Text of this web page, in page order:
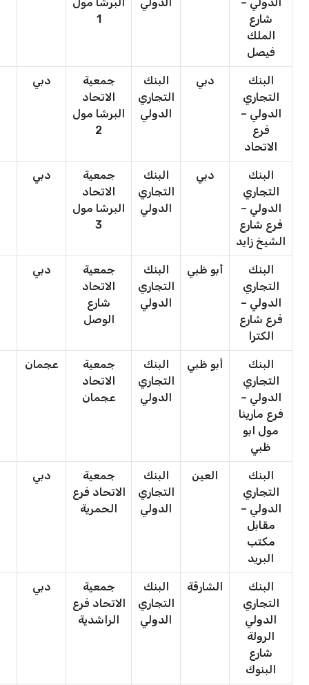
شارع
الملك
فيصل
1
البنك
التجاري
الدولي –
فرع
الاتحاد
دبي
البنك
التجاري
الدولي
جمعية
الاتحاد
البرشا مول
2
دبي
البنك
التجاري
الدولي –
فرع شارع
الشيخ زايد
دبي
البنك
التجاري
الدولي
جمعية
الاتحاد
البرشا مول
3
دبي
البنك
التجاري
الدولي –
فرع شارع
الكترا
أبو ظبي
البنك
التجاري
الدولي
جمعية
الاتحاد
شارع
الوصل
دبي
البنك
التجاري
الدولي –
فرع مارينا
مول ابو
ظبي
أبو ظبي
البنك
التجاري
الدولي
جمعية
الاتحاد
عجمان
عجمان
البنك
التجاري
الدولي –
مقابل
مكتب
البريد
العين
البنك
التجاري
الدولي
جمعية
الاتحاد فرع
الحمرية
دبي
البنك
التجاري
الدولي
الرولة
شارع
البنوك
الشارقة
البنك
التجاري
الدولي
جمعية
الاتحاد فرع
الراشدية
دبي